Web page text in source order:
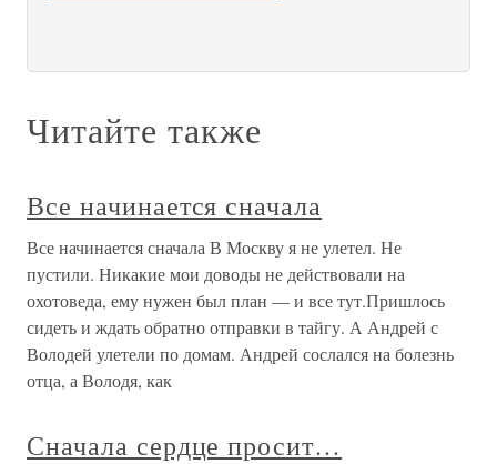
Читайте также
Все начинается сначала
Все начинается сначала В Москву я не улетел. Не
пустили. Никакие мои доводы не действовали на
охотоведа, ему нужен был план — и все тут.Пришлось
сидеть и ждать обратно отправки в тайгу. А Андрей с
Володей улетели по домам. Андрей сослался на болезнь
отца, а Володя, как
Сначала сердце просит…